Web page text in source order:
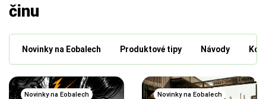
činu
Novinky na Eobalech Produktové tipy Návody
Novinky na Eobalech Novinky na Eobalech